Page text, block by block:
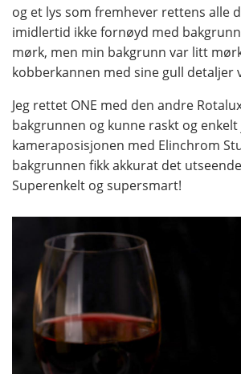
og et lys som fremhever rettens alle
imidlertid ikke fornøyd med
mørk, men min bakgrunn var litt
kobberkannen med sine gull detaljer
Jeg rettet ONE med den andre
bakgrunnen og kunne raskt og
kameraposisjonen med Elinchrom
bakgrunnen fikk akkurat det
Superenkelt og supersmart!